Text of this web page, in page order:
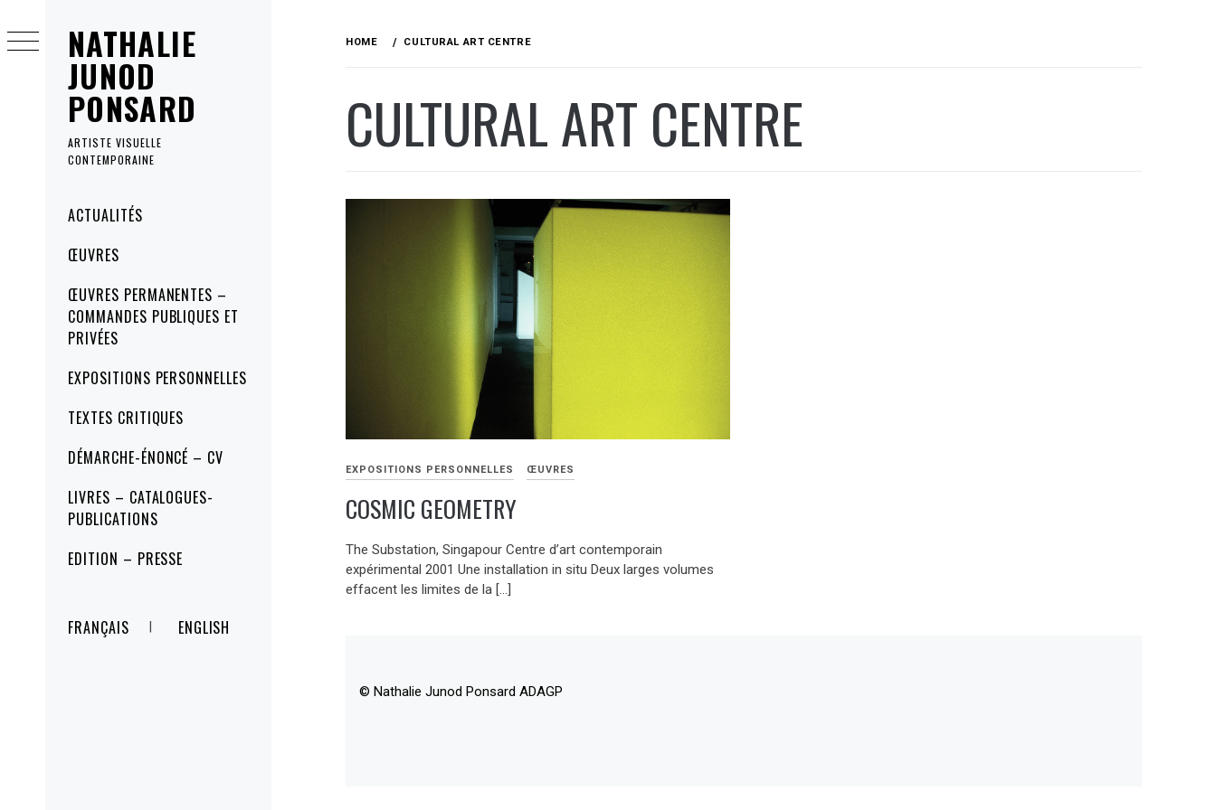
NATHALIE
JUNOD
PONSARD
ARTISTE VISUELLE
CONTEMPORAINE
MenuACTUALITÉS
ŒUVRES
ŒUVRES PERMANENTES –
COMMANDES PUBLIQUES ET
PRIVÉES
EXPOSITIONS PERSONNELLES
TEXTES CRITIQUES
DÉMARCHE-ÉNONCÉ – CV
LIVRES – CATALOGUES-
PUBLICATIONS
EDITION – PRESSE
FRANÇAIS ENGLISH
to
content
HOME CULTURAL ART CENTRE
CULTURAL ART CENTRE
EXPOSITIONS PERSONNELLES ŒUVRES
COSMIC GEOMETRY
The Substation, Singapour Centre d’art contemporain
expérimental 2001 Une installation in situ Deux larges volumes
effacent les limites de la […]
© Nathalie Junod Ponsard ADAGP